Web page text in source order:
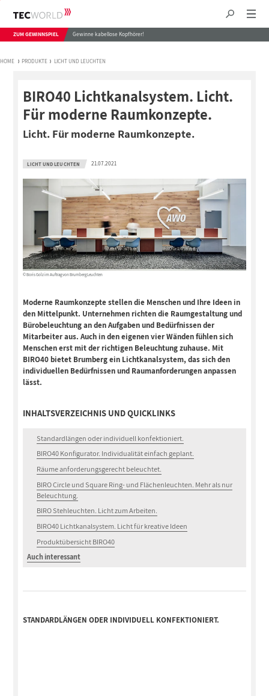
ZUM GEWINNSPIEL Gewinne kabellose Kopfhörer!
HOME PRODUKTE LICHT UND LEUCHTEN
BIRO40 Lichtkanalsystem. Licht.
Für moderne Raumkonzepte.
Licht. Für moderne Raumkonzepte.
LICHT UND LEUCHTEN 21.07.2021
© Boris Golz im Auftrag von Brumberg Leuchten
Moderne Raumkonzepte stellen die Menschen und Ihre Ideen in
den Mittelpunkt. Unternehmen richten die Raumgestaltung und
Bürobeleuchtung an den Aufgaben und Bedürfnissen der
Mitarbeiter aus. Auch in den eigenen vier Wänden fühlen sich
Menschen erst mit der richtigen Beleuchtung zuhause. Mit
BIRO40 bietet Brumberg ein Lichtkanalsystem, das sich den
individuellen Bedürfnissen und Raumanforderungen anpassen
lässt.
INHALTSVERZEICHNIS UND QUICKLINKS
Standardlängen oder individuell konfektioniert.
BIRO40 Konfigurator. Individualität einfach geplant.
Räume anforderungsgerecht beleuchtet.
BIRO Circle und Square Ring- und Flächenleuchten. Mehr als nur
Beleuchtung.
BIRO Stehleuchten. Licht zum Arbeiten.
BIRO40 Lichtkanalsystem. Licht für kreative Ideen
Produktübersicht BIRO40
Auch interessant
STANDARDLÄNGEN ODER INDIVIDUELL KONFEKTIONIERT.